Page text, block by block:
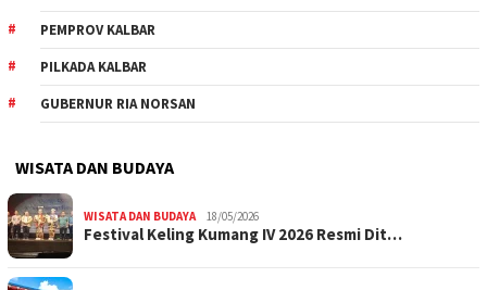
PEMPROV KALBAR
PILKADA KALBAR
GUBERNUR RIA NORSAN
WISATA DAN BUDAYA
WISATA DAN BUDAYA 18/05/2026
Festival Keling Kumang IV 2026 Resmi Dit…